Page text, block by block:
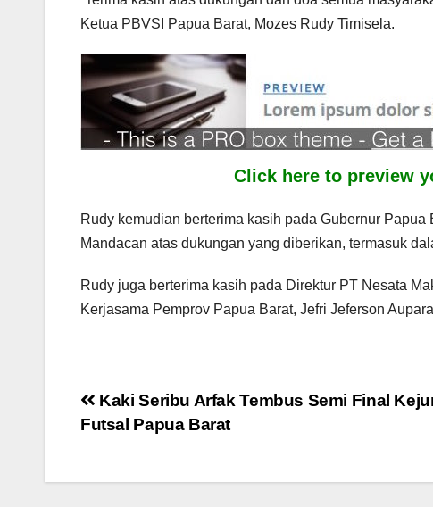
Ketua PBVSI Papua Barat, Mozes Rudy Timisela.
Click here to preview
Rudy kemudian berterima kasih pada Gubernur
Mandacan atas dukungan yang diberikan, termasuk
Rudy juga berterima kasih pada Direktur PT Nesata
Kerjasama Pemprov Papua Barat, Jefri Jeferson
Post
navigation
Kaki Seribu Arfak Tembus Semi Final
Futsal Papua Barat